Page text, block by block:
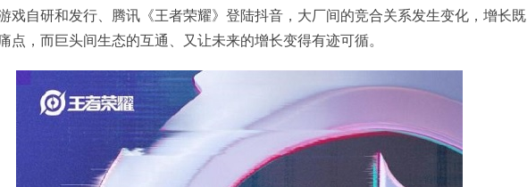
戏自研和发行、腾讯《王者荣耀》登陆抖音，大厂间的竞合关系发生变化，增长既
点，而巨头间生态的互通、又让未来的增长变得有迹可循。